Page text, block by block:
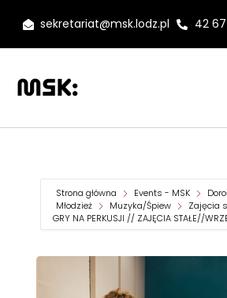
sekretariat@msk.lodz.pl 42
Strona główna Events - MSK
Młodzież
Muzyka/Śpiew Zajęcia
GRY NA PERKUSJI // ZAJĘCIA STAŁE//